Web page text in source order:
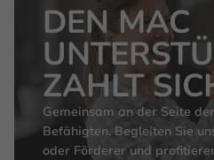
Facebook
Instagram
Linkedin
DEN MAC
ZAHLT
Gemeinsam an der Seite
Befähigten. Begleiten Sie
oder Förderer und